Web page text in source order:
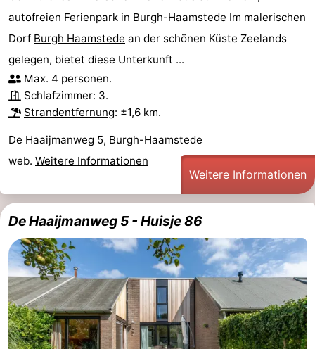
Natur
de
Mantelingen
-
Domburg
-
Zoutelande
-
Vlissingen
Kontakt
autofreien Ferienpark in Burgh-Haamstede Im malerischen
Dorf Burgh Haamstede an der schönen Küste Zeelands
gelegen, bietet diese Unterkunft ...
Max. 4 personen.
Schlafzimmer: 3.
Strandentfernung: ±1,6 km.
De Haaijmanweg 5, Burgh-Haamstede
web. Weitere Informationen
Weitere Informationen
De Haaijmanweg 5 - Huisje 86